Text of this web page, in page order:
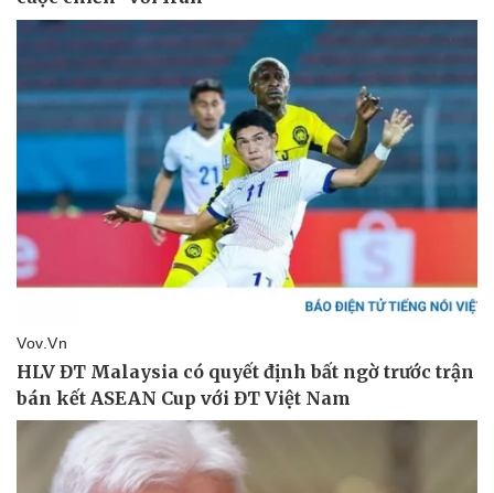
Doanh nghiệp
Thông tin doanh nghiệp
Doanh nghiệp 24h
Tin Công nghệ